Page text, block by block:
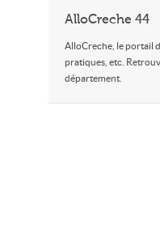
AlloCreche 44
AlloCreche, le portail
pratiques, etc.
département.